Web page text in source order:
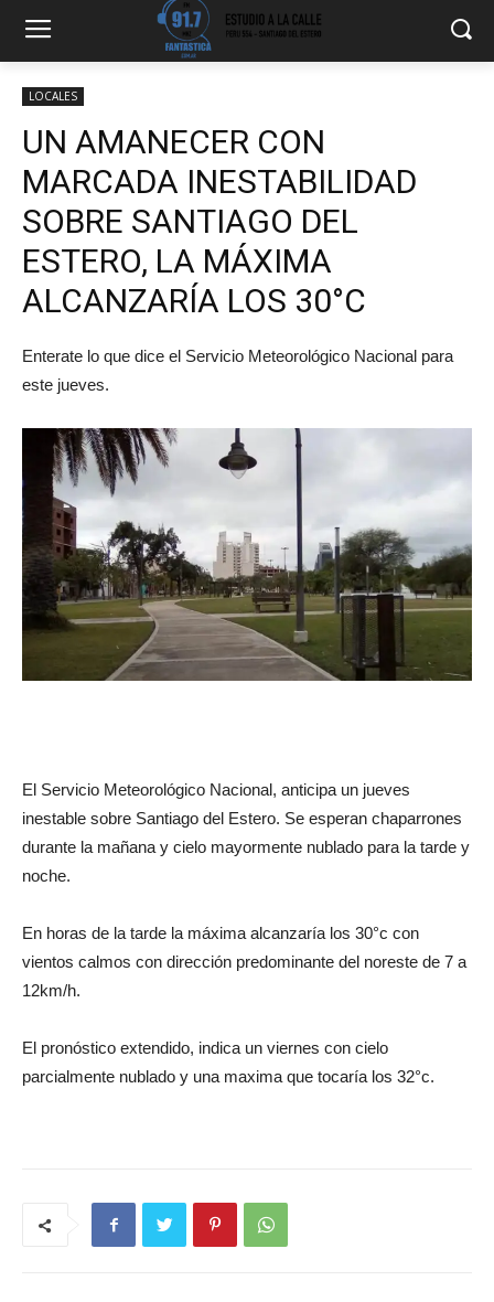
LOCALES
UN AMANECER CON
MARCADA INESTABILIDAD
SOBRE SANTIAGO DEL
ESTERO, LA MÁXIMA
ALCANZARÍA LOS 30°C
Enterate lo que dice el Servicio Meteorológico Nacional para
este jueves.
El Servicio Meteorológico Nacional, anticipa un jueves
inestable sobre Santiago del Estero. Se esperan chaparrones
durante la mañana y cielo mayormente nublado para la tarde y
noche.
En horas de la tarde la máxima alcanzaría los 30°c con
vientos calmos con dirección predominante del noreste de 7 a
12km/h.
El pronóstico extendido, indica un viernes con cielo
parcialmente nublado y una maxima que tocaría los 32°c.